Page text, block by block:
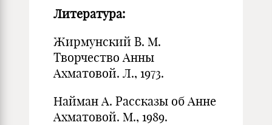
Литература:
Жирмунский В. М.
Творчество Анны
Ахматовой. Л., 1973.
Найман А. Рассказы об Анне
Ахматовой. М., 1989.